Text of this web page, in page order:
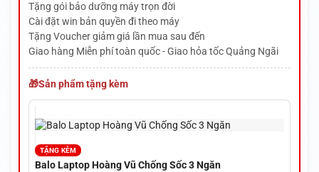
Tặng gói bảo dưỡng máy trọn đời
Cài đặt win bản quyền đi theo máy
Tặng Voucher giảm giá lần mua sau đến
Giao hàng Miễn phí toàn quốc - Giao hỏa tốc Quảng Ngãi
Sản phẩm tặng kèm
TẶNG KÈM
Balo Laptop Hoàng Vũ Chống Sốc 3 Ngăn